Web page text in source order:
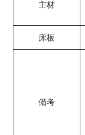
主材
床板
備考